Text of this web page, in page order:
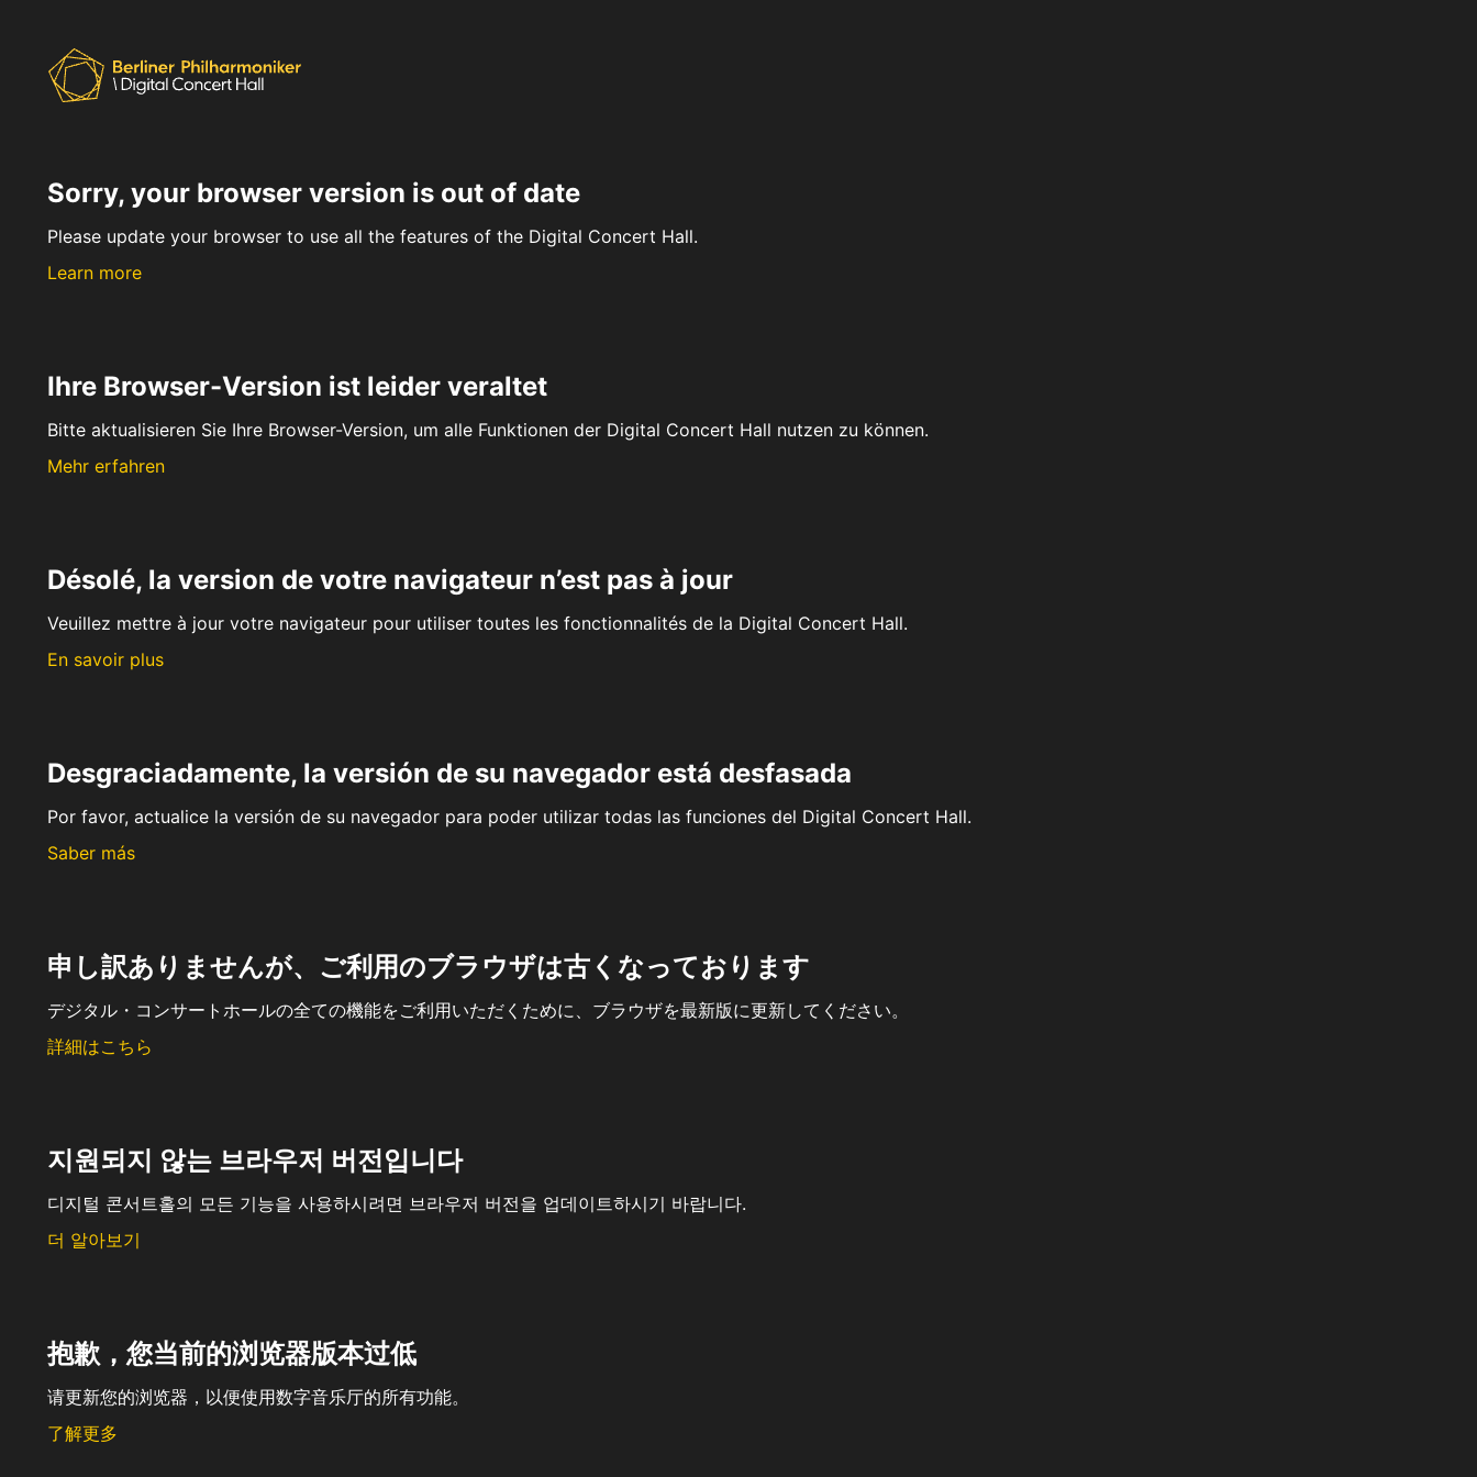
Sorry, your browser version is out of date
Please update your browser to use all the features of the Digital Concert Hall.
Learn more
Ihre Browser-Version ist leider veraltet
Bitte aktualisieren Sie Ihre Browser-Version, um alle Funktionen der Digital Concert Hall nutzen zu können.
Mehr erfahren
Désolé, la version de votre navigateur n’est pas à jour
Veuillez mettre à jour votre navigateur pour utiliser toutes les fonctionnalités de la Digital Concert Hall.
En savoir plus
Desgraciadamente, la versión de su navegador está desfasada
Por favor, actualice la versión de su navegador para poder utilizar todas las funciones del Digital Concert Hall.
Saber más
申し訳ありませんが、ご利用のブラウザは古くなっております
デジタル・コンサートホールの全ての機能をご利用いただくために、ブラウザを最新版に更新してください。
詳細はこちら
지원되지 않는 브라우저 버전입니다
디지털 콘서트홀의 모든 기능을 사용하시려면 브라우저 버전을 업데이트하시기 바랍니다.
더 알아보기
抱歉，您当前的浏览器版本过低
请更新您的浏览器，以便使用数字音乐厅的所有功能。
了解更多